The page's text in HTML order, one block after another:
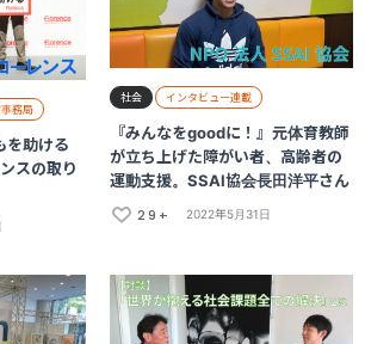
務局
を助ける
スの取り
社会 インタビュー連載
『みんなをgoodに！』元体育教師
が立ち上げた障がい者、高齢者の
運動支援。SSAI協会長田洋平さん
29+
2022年5月31日